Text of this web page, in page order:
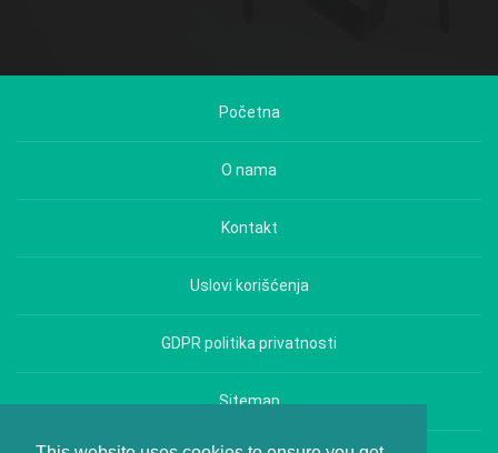
Početna
O nama
Kontakt
Uslovi korišćenja
GDPR politika privatnosti
Sitemap